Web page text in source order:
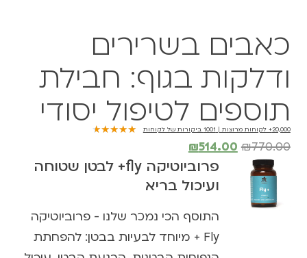
כאבים בשרירים
ודלקות בגוף: חבילת
תוספים לטיפול יסודי
20,000+ לקוחות מרוצות | 1001 ביקורות של לקוחות ★
★
★
★
★
₪770.00
₪514.00
פרוביוטיקה fly+ לבטן שטוחה
ועיכול בריא
התוסף הכי נמכר שלנו - פרוביוטיקה
Fly + מיוחד לבעיות בבטן: להפחתת